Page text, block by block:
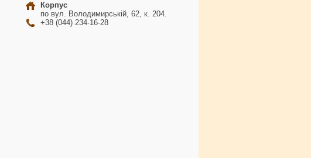
Корпус
по вул. Володимирській, 62, к. 204.
+38 (044) 234-16-28